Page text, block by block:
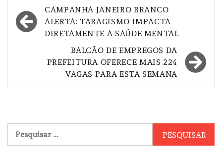
Navegação
de
CAMPANHA JANEIRO BRANCO
ALERTA: TABAGISMO IMPACTA
DIRETAMENTE A SAÚDE MENTAL
BALCÃO DE EMPREGOS DA
PREFEITURA OFERECE MAIS 224
VAGAS PARA ESTA SEMANA